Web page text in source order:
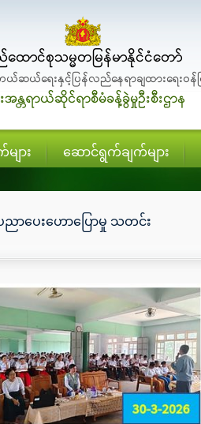
များ ဆောင်ရွက်ချက်များ
ပေးဟောပြောမှု သတင်း